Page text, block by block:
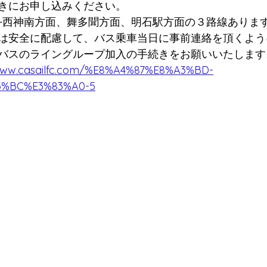
にお申し込みください。
神南方面、舞多聞方面、明石駅方面の３路線ありま
安全に配慮して、バス乗車当日に事前連絡を頂くよ
スのライングループ加入の手続きをお願いいたしま
%E8%A4%87%E8%A3%BD-
5